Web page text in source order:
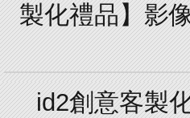
製化禮品】影
id2創意客製